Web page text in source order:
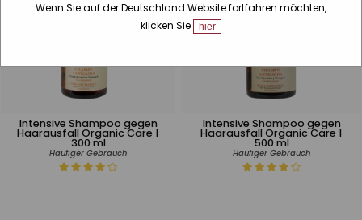
Wenn Sie auf der Deutschland Website fortfahren möchten,
klicken Sie
hier
Intensive Shampoo gegen
Haarausfall Organic Care |
300 ml
Häufiger Gebrauch
Intensive Shampoo gegen
Haarausfall Organic Care |
500 ml
Häufiger Gebrauch